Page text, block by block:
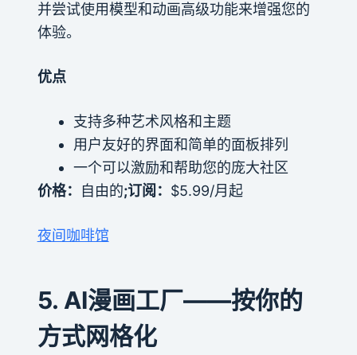
并尝试使用模型和动画高级功能来增强您的
体验。
优点
支持多种艺术风格和主题
用户友好的界面和简单的面板排列
一个可以激励和帮助您的庞大社区
价格：
自由的;订阅： $5.99/月起
夜间咖啡馆
5. AI漫画工厂——按你的
方式网格化